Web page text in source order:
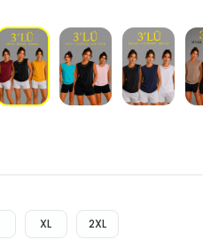
XL 2XL